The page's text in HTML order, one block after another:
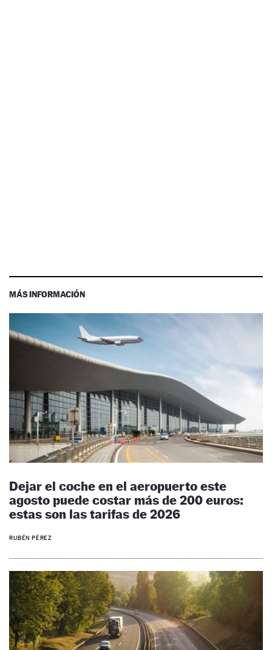
MÁS INFORMACIÓN
Dejar el coche en el aeropuerto este
agosto puede costar más de 200 euros:
estas son las tarifas de 2026
RUBÉN PÉREZ